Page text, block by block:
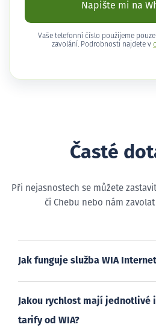
Napište mi na
Vaše telefonní číslo použijeme
zavolání. Podrobnosti najdete v
Časté
Při nejasnostech se můžete
či Chebu nebo nám zavolat
Jak funguje služba WIA
Jakou rychlost mají jednotlivé
tarify od WIA?